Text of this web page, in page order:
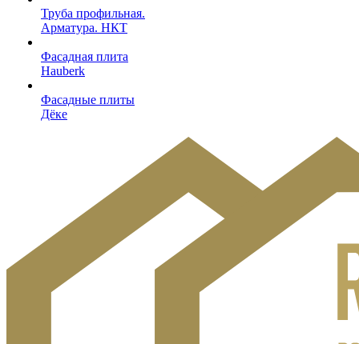
Труба профильная.
Арматура. НКТ
Фасадная плита
Hauberk
Фасадные плиты
Дёке